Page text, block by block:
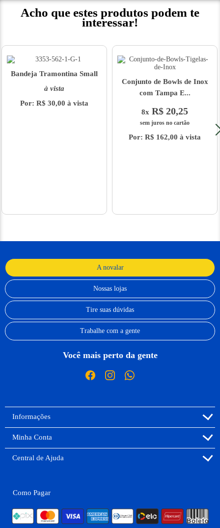
Acho que estes produtos podem te
interessar!
Bandeja Tramontina Small
à vista
Por: R$ 30,00 à vista
Conjunto de Bowls de Inox
com Tampa E...
8x R$ 20,25
sem juros no cartão
Por: R$ 162,00 à vista
A novalar
Nossas lojas
Tire suas dúvidas
Trabalhe com a gente
Você mais perto da gente
Informações
Minha Conta
Central de Ajuda
Como Pagar